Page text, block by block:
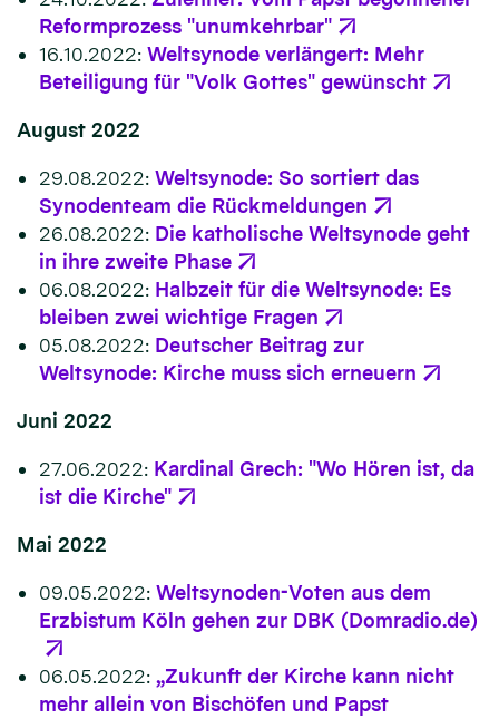
Reformprozess "unumkehrbar"
16.10.2022: Weltsynode verlängert: Mehr
Beteiligung für "Volk Gottes" gewünscht
August 2022
29.08.2022: Weltsynode: So sortiert das
Synodenteam die Rückmeldungen
26.08.2022: Die katholische Weltsynode geht
in ihre zweite Phase
06.08.2022: Halbzeit für die Weltsynode: Es
bleiben zwei wichtige Fragen
05.08.2022: Deutscher Beitrag zur
Weltsynode: Kirche muss sich erneuern
Juni 2022
27.06.2022: Kardinal Grech: "Wo Hören ist, da
ist die Kirche"
Mai 2022
09.05.2022: Weltsynoden-Voten aus dem
Erzbistum Köln gehen zur DBK (Domradio.de)
06.05.2022: „Zukunft der Kirche kann nicht
mehr allein von Bischöfen und Papst